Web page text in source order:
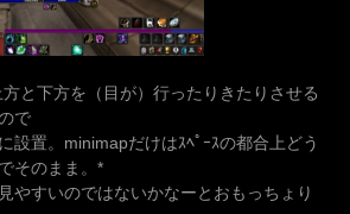
と下方を（目が）行ったりきたりさせる
で
設置。minimapだけはｽﾍﾟｰｽの都合上どう
そのまま。*
やすいのではないかなーとおもっちょり